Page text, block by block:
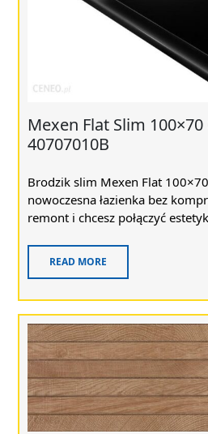
Mexen Flat Slim 100×70
40707010B
Brodzik slim Mexen Flat
nowoczesna łazienka bez
remont i chcesz połączyć
READ MORE